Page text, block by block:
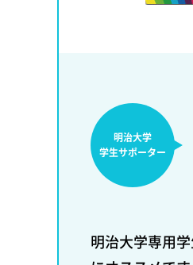
明治大学
学生サポーター
明治大学専用